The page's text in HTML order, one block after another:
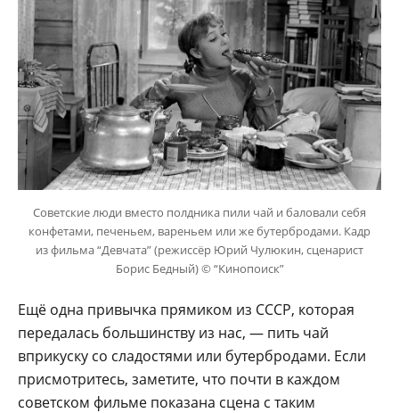
Советские люди вместо полдника пили чай и баловали себя
конфетами, печеньем, вареньем или же бутербродами. Кадр
из фильма “Девчата” (режиссёр Юрий Чулюкин, сценарист
Борис Бедный) © “Кинопоиск”
Ещё одна привычка прямиком из СССР, которая
передалась большинству из нас, — пить чай
вприкуску со сладостями или бутербродами. Если
присмотритесь, заметите, что почти в каждом
советском фильме показана сцена с таким